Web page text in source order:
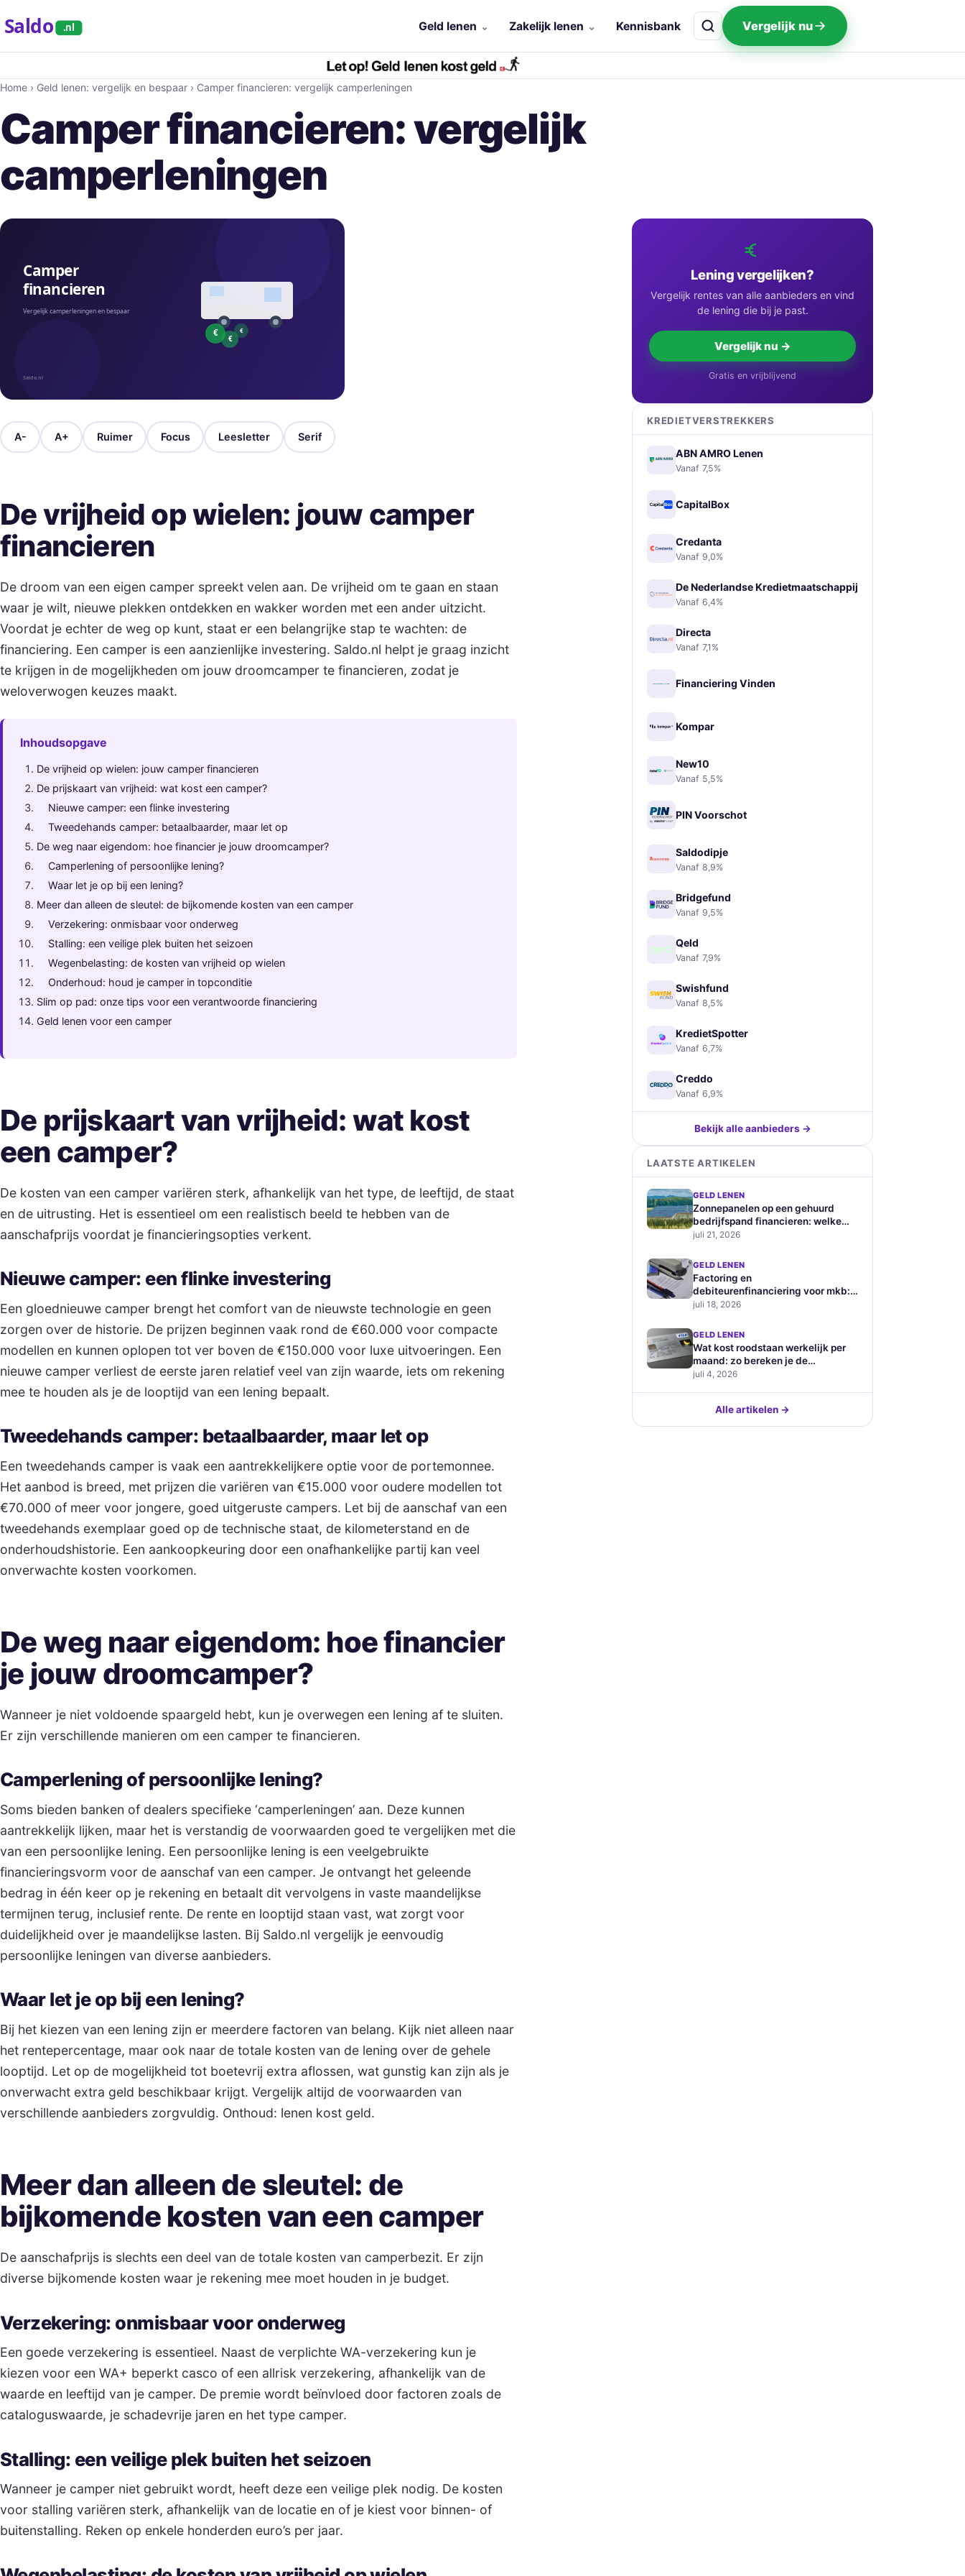
Saldo .nl Geld lenen Zakelijk lenen Kennisbank Vergelijk nu
Home › Geld lenen: vergelijk en bespaar › Camper financieren: vergelijk camperleningen
Camper financieren: vergelijk
camperleningen
A- A+ Ruimer Focus Leesletter Serif
De vrijheid op wielen: jouw camper
financieren
De droom van een eigen camper spreekt velen aan. De vrijheid om te gaan en staan
waar je wilt, nieuwe plekken ontdekken en wakker worden met een ander uitzicht.
Voordat je echter de weg op kunt, staat er een belangrijke stap te wachten: de
financiering. Een camper is een aanzienlijke investering. Saldo.nl helpt je graag inzicht
te krijgen in de mogelijkheden om jouw droomcamper te financieren, zodat je
weloverwogen keuzes maakt.
Inhoudsopgave
De vrijheid op wielen: jouw camper financieren
De prijskaart van vrijheid: wat kost een camper?
Nieuwe camper: een flinke investering
Tweedehands camper: betaalbaarder, maar let op
De weg naar eigendom: hoe financier je jouw droomcamper?
Camperlening of persoonlijke lening?
Waar let je op bij een lening?
Meer dan alleen de sleutel: de bijkomende kosten van een camper
Verzekering: onmisbaar voor onderweg
Stalling: een veilige plek buiten het seizoen
Wegenbelasting: de kosten van vrijheid op wielen
Onderhoud: houd je camper in topconditie
Slim op pad: onze tips voor een verantwoorde financiering
Geld lenen voor een camper
De prijskaart van vrijheid: wat kost
een camper?
De kosten van een camper variëren sterk, afhankelijk van het type, de leeftijd, de staat
en de uitrusting. Het is essentieel om een realistisch beeld te hebben van de
aanschafprijs voordat je financieringsopties verkent.
Nieuwe camper: een flinke investering
Een gloednieuwe camper brengt het comfort van de nieuwste technologie en geen
zorgen over de historie. De prijzen beginnen vaak rond de €60.000 voor compacte
modellen en kunnen oplopen tot ver boven de €150.000 voor luxe uitvoeringen. Een
nieuwe camper verliest de eerste jaren relatief veel van zijn waarde, iets om rekening
mee te houden als je de looptijd van een lening bepaalt.
Tweedehands camper: betaalbaarder, maar let op
Een tweedehands camper is vaak een aantrekkelijkere optie voor de portemonnee.
Het aanbod is breed, met prijzen die variëren van €15.000 voor oudere modellen tot
€70.000 of meer voor jongere, goed uitgeruste campers. Let bij de aanschaf van een
tweedehands exemplaar goed op de technische staat, de kilometerstand en de
onderhoudshistorie. Een aankoopkeuring door een onafhankelijke partij kan veel
onverwachte kosten voorkomen.
De weg naar eigendom: hoe financier
je jouw droomcamper?
Wanneer je niet voldoende spaargeld hebt, kun je overwegen een lening af te sluiten.
Er zijn verschillende manieren om een camper te financieren.
Camperlening of persoonlijke lening?
Soms bieden banken of dealers specifieke ‘camperleningen’ aan. Deze kunnen
aantrekkelijk lijken, maar het is verstandig de voorwaarden goed te vergelijken met die
van een persoonlijke lening. Een persoonlijke lening is een veelgebruikte
financieringsvorm voor de aanschaf van een camper. Je ontvangt het geleende
bedrag in één keer op je rekening en betaalt dit vervolgens in vaste maandelijkse
termijnen terug, inclusief rente. De rente en looptijd staan vast, wat zorgt voor
duidelijkheid over je maandelijkse lasten. Bij Saldo.nl vergelijk je eenvoudig
persoonlijke leningen van diverse aanbieders.
Waar let je op bij een lening?
Bij het kiezen van een lening zijn er meerdere factoren van belang. Kijk niet alleen naar
het rentepercentage, maar ook naar de totale kosten van de lening over de gehele
looptijd. Let op de mogelijkheid tot boetevrij extra aflossen, wat gunstig kan zijn als je
onverwacht extra geld beschikbaar krijgt. Vergelijk altijd de voorwaarden van
verschillende aanbieders zorgvuldig. Onthoud: lenen kost geld.
Meer dan alleen de sleutel: de
bijkomende kosten van een camper
De aanschafprijs is slechts een deel van de totale kosten van camperbezit. Er zijn
diverse bijkomende kosten waar je rekening mee moet houden in je budget.
Verzekering: onmisbaar voor onderweg
Een goede verzekering is essentieel. Naast de verplichte WA-verzekering kun je
kiezen voor een WA+ beperkt casco of een allrisk verzekering, afhankelijk van de
waarde en leeftijd van je camper. De premie wordt beïnvloed door factoren zoals de
cataloguswaarde, je schadevrije jaren en het type camper.
Stalling: een veilige plek buiten het seizoen
Wanneer je camper niet gebruikt wordt, heeft deze een veilige plek nodig. De kosten
voor stalling variëren sterk, afhankelijk van de locatie en of je kiest voor binnen- of
buitenstalling. Reken op enkele honderden euro’s per jaar.
Lening vergelijken?
Vergelijk rentes van alle aanbieders en vind
de lening die bij je past.
Vergelijk nu →
Gratis en vrijblijvend
KREDIETVERSTREKKERS
ABN AMRO Lenen
Vanaf 7,5%
CapitalBox
Credanta
Vanaf 9,0%
De Nederlandse Kredietmaatschappij
Vanaf 6,4%
Directa
Vanaf 7,1%
Financiering Vinden
Kompar
New10
Vanaf 5,5%
PIN Voorschot
Saldodipje
Vanaf 8,9%
Bridgefund
Vanaf 9,5%
Qeld
Vanaf 7,9%
Swishfund
Vanaf 8,5%
KredietSpotter
Vanaf 6,7%
Creddo
Vanaf 6,9%
Bekijk alle aanbieders →
LAATSTE ARTIKELEN
GELD LENEN
Zonnepanelen op een gehuurd
bedrijfspand financieren: welke
zakelijke leningen zijn geschikt
juli 21, 2026
GELD LENEN
Factoring en
debiteurenfinanciering voor mkb:
hoe werkt het en wat kost het
juli 18, 2026
GELD LENEN
Wat kost roodstaan werkelijk per
maand: zo bereken je de
verborgen prijs van je
juli 4, 2026
Alle artikelen →